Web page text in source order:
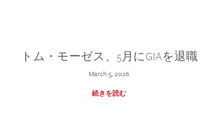
トム・モーゼス、5月にGIAを退職
March 5, 2026
続きを読む